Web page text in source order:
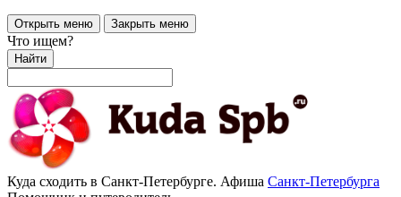
Открыть меню Закрыть меню
Что ищем?
Найти
Куда сходить в Санкт-Петербурге. Афиша Санкт-Петербурга